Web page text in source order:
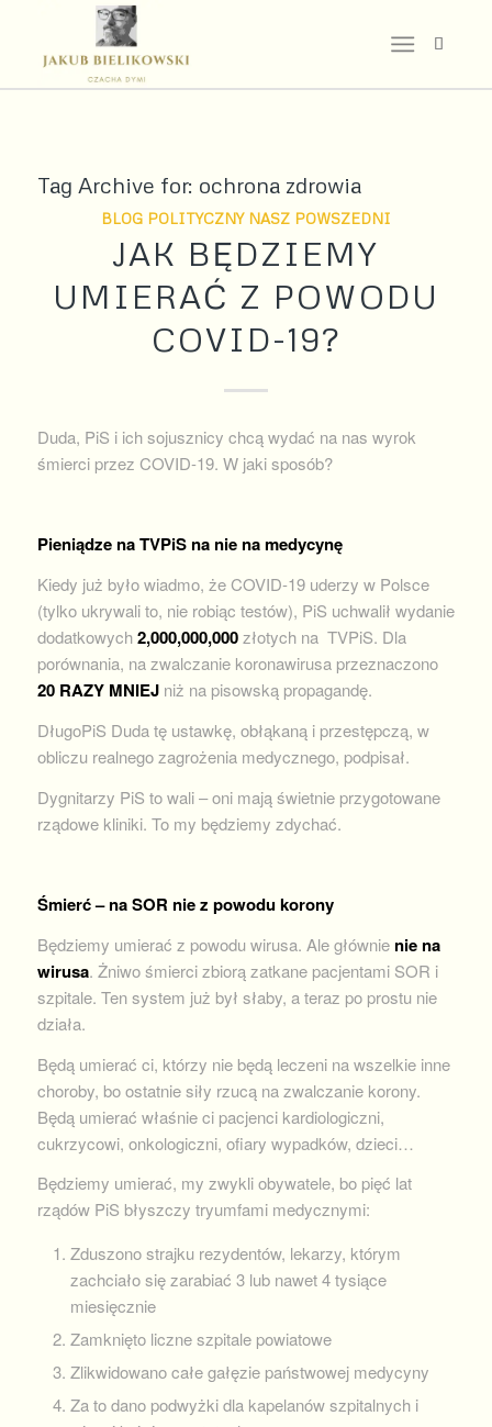
Tag Archive for: ochrona zdrowia
BLOG POLITYCZNY NASZ POWSZEDNI
JAK BĘDZIEMY
UMIERAĆ Z POWODU
COVID-19?
Duda, PiS i ich sojusznicy chcą wydać na nas wyrok
śmierci przez COVID-19. W jaki sposób?
Pieniądze na TVPiS na nie na medycynę
Kiedy już było wiadmo, że COVID-19 uderzy w Polsce
(tylko ukrywali to, nie robiąc testów), PiS uchwalił wydanie
dodatkowych2,000,000,000złotych na TVPiS. Dla
porównania, na zwalczanie koronawirusa przeznaczono
20 RAZY MNIEJniż na pisowską propagandę.
DługoPiS Duda tę ustawkę, obłąkaną i przestępczą, w
obliczu realnego zagrożenia medycznego, podpisał.
Dygnitarzy PiS to wali – oni mają świetnie przygotowane
rządowe kliniki. To my będziemy zdychać.
Śmierć – na SOR nie z powodu korony
Będziemy umierać z powodu wirusa. Ale głównie nie na
wirusa. Żniwo śmierci zbiorą zatkane pacjentami SOR i
szpitale. Ten system już był słaby, a teraz po prostu nie
działa.
Będą umierać ci, którzy nie będą leczeni na wszelkie inne
choroby, bo ostatnie siły rzucą na zwalczanie korony.
Będą umierać właśnie ci pacjenci kardiologiczni,
cukrzycowi, onkologiczni, ofiary wypadków, dzieci…
Będziemy umierać, my zwykli obywatele, bo pięć lat
rządów PiS błyszczy tryumfami medycznymi:
Zduszono strajku rezydentów, lekarzy, którym
zachciało się zarabiać 3 lub nawet 4 tysiące
miesięcznie
Zamknięto liczne szpitale powiatowe
Zlikwidowano całe gałęzie państwowej medycyny
Za to dano podwyżki dla kapelanów szpitalnych i